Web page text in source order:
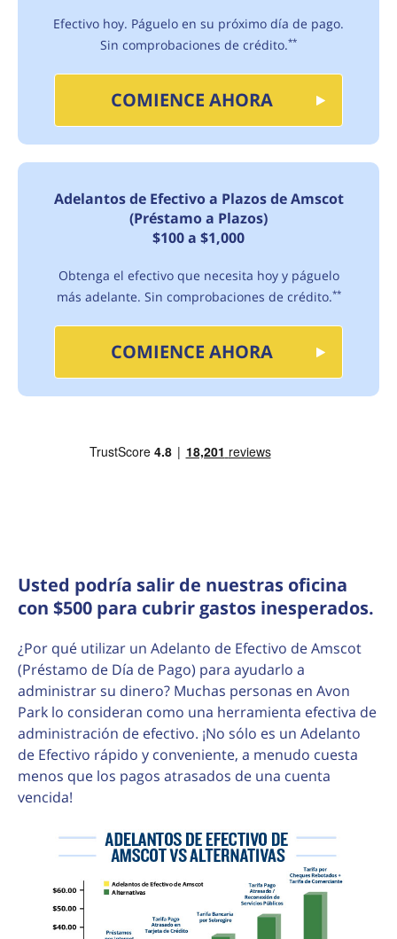
Efectivo hoy. Páguelo en su próximo día de pago.
Sin comprobaciones de crédito.**
COMIENCE AHORA
Adelantos de Efectivo a Plazos de Amscot
(Préstamo a Plazos)
$100 a $1,000
Obtenga el efectivo que necesita hoy y páguelo
más adelante. Sin comprobaciones de crédito.**
COMIENCE AHORA
Usted podría salir de nuestras oficina
con $500 para cubrir gastos inesperados.
¿Por qué utilizar un Adelanto de Efectivo de Amscot
(Préstamo de Día de Pago) para ayudarlo a
administrar su dinero? Muchas personas en Avon
Park lo consideran como una herramienta efectiva de
administración de efectivo. ¡No sólo es un Adelanto
de Efectivo rápido y conveniente, a menudo cuesta
menos que los pagos atrasados de una cuenta
vencida!